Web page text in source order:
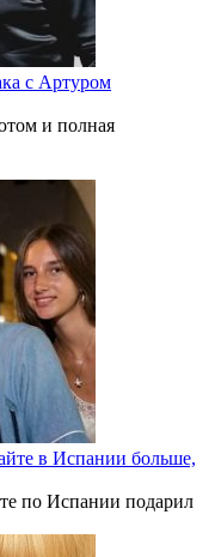
с Артуром
и полная
в Испании больше,
по Испании подарил